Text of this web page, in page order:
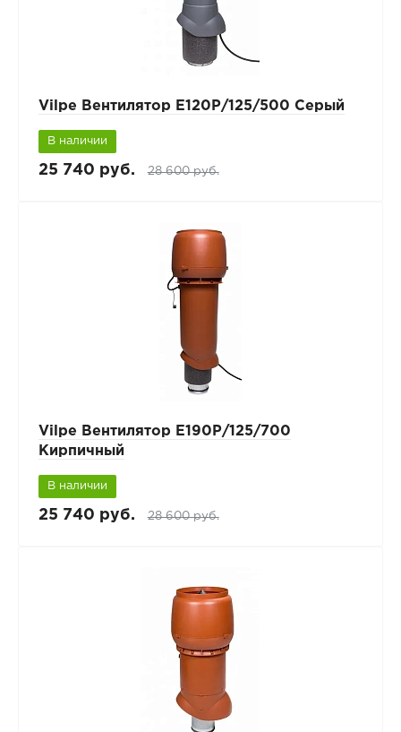
Vilpe Вентилятор Е120Р/125/500 Серый
В наличии
25 740 руб. 28 600 руб.
Vilpe Вентилятор Е190Р/125/700
Кирпичный
В наличии
25 740 руб. 28 600 руб.